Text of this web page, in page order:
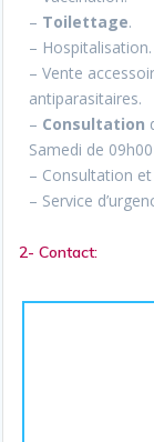
– Toilettage.
– Hospitalisation.
– Vente
antiparasitaires.
– Consultation
Samedi de
– Consultation et
– Service
2- Contact: